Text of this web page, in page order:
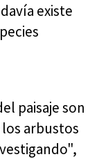
existe
paisaje son
los arbustos